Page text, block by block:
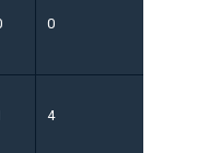
0
4